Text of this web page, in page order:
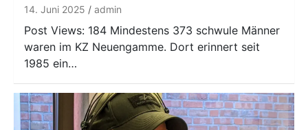
14. Juni 2025 admin
Post Views: 184 Mindestens 373 schwule Männer
waren im KZ Neuengamme. Dort erinnert seit
1985 ein…